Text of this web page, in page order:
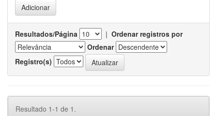
Resultados/Página | Ordenar registros por
Ordenar
Registro(s)
Resultado 1-1 de 1.